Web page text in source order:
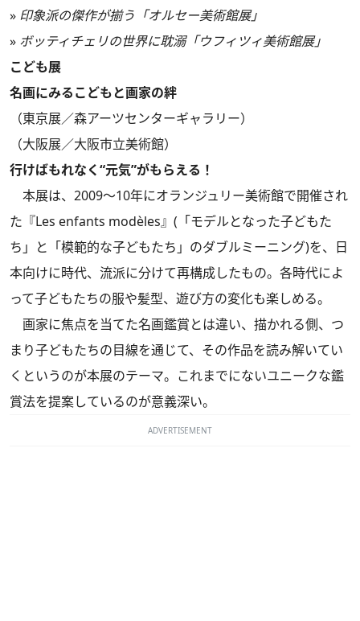
» 印象派の傑作が揃う「オルセー美術館展」
» ボッティチェリの世界に耽溺「ウフィツィ美術館展」
こども展
名画にみるこどもと画家の絆
（東京展／森アーツセンターギャラリー）
（大阪展／大阪市立美術館）
行けばもれなく“元気”がもらえる！
本展は、2009～10年にオランジュリー美術館で開催され
た『Les enfants modèles』(「モデルとなった子どもた
ち」と「模範的な子どもたち」のダブルミーニング)を、日
本向けに時代、流派に分けて再構成したもの。各時代によ
って子どもたちの服や髪型、遊び方の変化も楽しめる。
画家に焦点を当てた名画鑑賞とは違い、描かれる側、つ
まり子どもたちの目線を通じて、その作品を読み解いてい
くというのが本展のテーマ。これまでにないユニークな鑑
賞法を提案しているのが意義深い。
ADVERTISEMENT